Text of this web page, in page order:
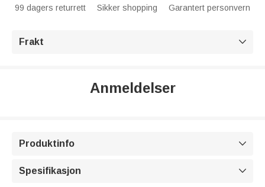
99 dagers returrett Sikker shopping Garantert personvern
Frakt 
Anmeldelser
Produktinfo 
Spesifikasjon 